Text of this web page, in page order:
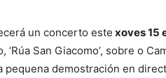
un concerto este xoves 15
San Giacomo’, sobre o
pequena demostración en